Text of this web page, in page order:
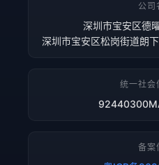
公司
深圳市宝安区德
深圳市宝安区松岗街道朗
统一社会
备案